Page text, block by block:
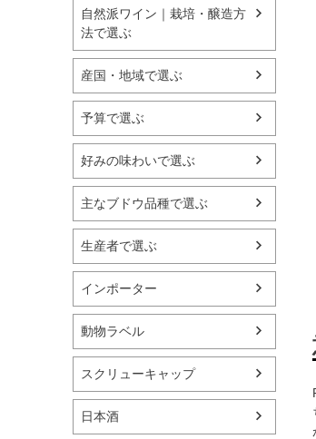
自然派ワイン｜栽培・醸造方
法で選ぶ
産国・地域で選ぶ
予算で選ぶ
好みの味わいで選ぶ
主なブドウ品種で選ぶ
生産者で選ぶ
インポーター
動物ラベル
スクリューキャップ
日本酒